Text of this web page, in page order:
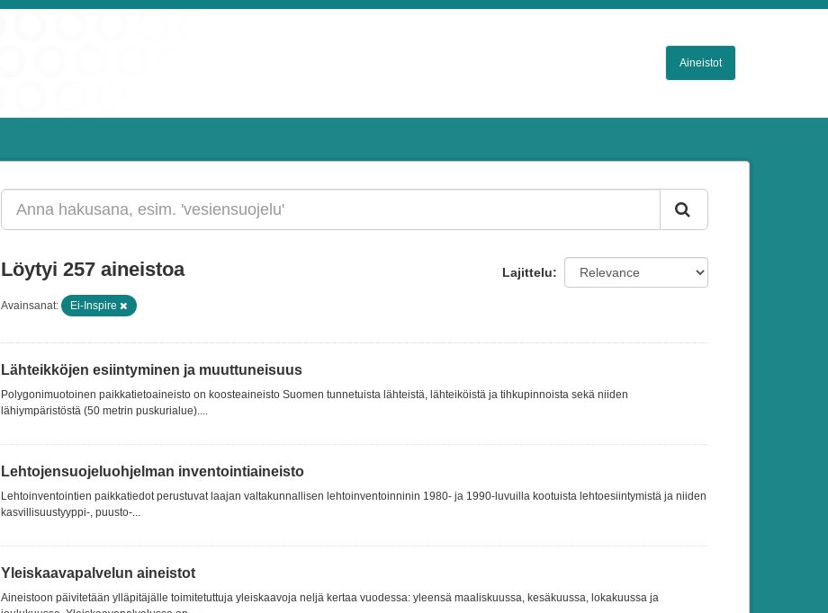
Aineistot
Lajittelu
Löytyi 257 aineistoa
Avainsanat: Ei-Inspire
Lähteikköjen esiintyminen ja muuttuneisuus
Polygonimuotoinen paikkatietoaineisto on koosteaineisto Suomen tunnetuista lähteistä, lähteiköistä ja tihkupinnoista sekä niiden
lähiympäristöstä (50 metrin puskurialue)....
Lehtojensuojeluohjelman inventointiaineisto
Lehtoinventointien paikkatiedot perustuvat laajan valtakunnallisen lehtoinventoinninin 1980- ja 1990-luvuilla kootuista lehtoesiintymistä ja niiden
kasvillisuustyyppi-, puusto-...
Yleiskaavapalvelun aineistot
Aineistoon päivitetään ylläpitäjälle toimitetuttuja yleiskaavoja neljä kertaa vuodessa: yleensä maaliskuussa, kesäkuussa, lokakuussa ja